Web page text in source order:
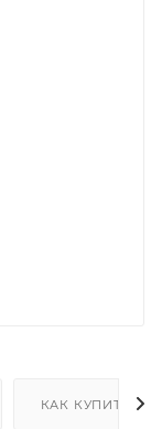
КАК КУПИТЬ